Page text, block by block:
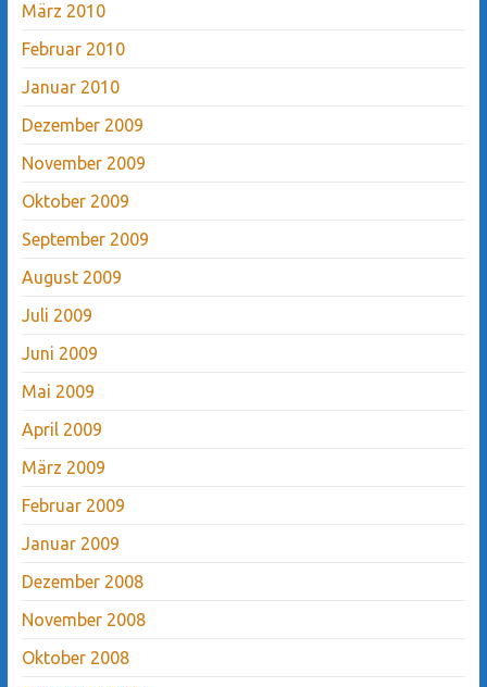
März 2010
Februar 2010
Januar 2010
Dezember 2009
November 2009
Oktober 2009
September 2009
August 2009
Juli 2009
Juni 2009
Mai 2009
April 2009
März 2009
Februar 2009
Januar 2009
Dezember 2008
November 2008
Oktober 2008